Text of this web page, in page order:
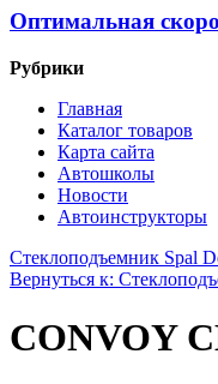
Оптимальная
Рубрики
Главная
Каталог товаров
Карта сайта
Автошколы
Новости
Автоинструкторы
Стеклоподъемник Spal
Вернуться к:
CONVOY